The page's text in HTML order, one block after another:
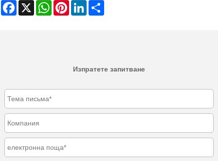
Facebook WhatsAppPinterestLinkedIn
Изпратете запитване